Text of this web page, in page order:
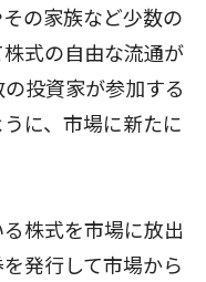
の家族など少数の
式の自由な流通が
投資家が参加する
に、市場に新たに
株式を市場に放出
発行して市場から